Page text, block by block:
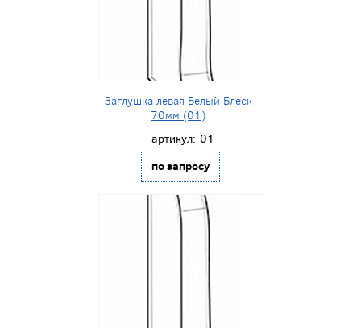
Заглушка левая Белый Блеск
70мм (01)
артикул: 01
по запросу